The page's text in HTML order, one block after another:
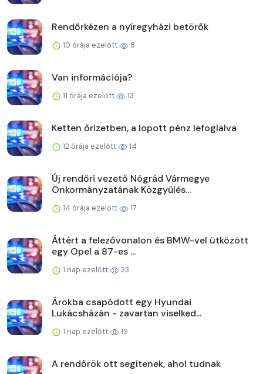
Rendőrkézen a nyíregyházi betörők
10 órája ezelőtt 8
Van információja?
11 órája ezelőtt 13
Ketten őrizetben, a lopott pénz lefoglalva
12 órája ezelőtt 14
Új rendőri vezető Nógrád Vármegye
Önkormányzatának Közgyűlés...
14 órája ezelőtt 17
Áttért a felezővonalon és BMW-vel ütközött
egy Opel a 87-es ...
1 nap ezelőtt 23
Árokba csapódott egy Hyundai
Lukácsházán - zavartan viselked...
1 nap ezelőtt 19
A rendőrök ott segítenek, ahol tudnak